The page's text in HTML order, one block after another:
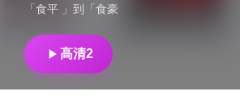
「食平 」到「食豪
高清2